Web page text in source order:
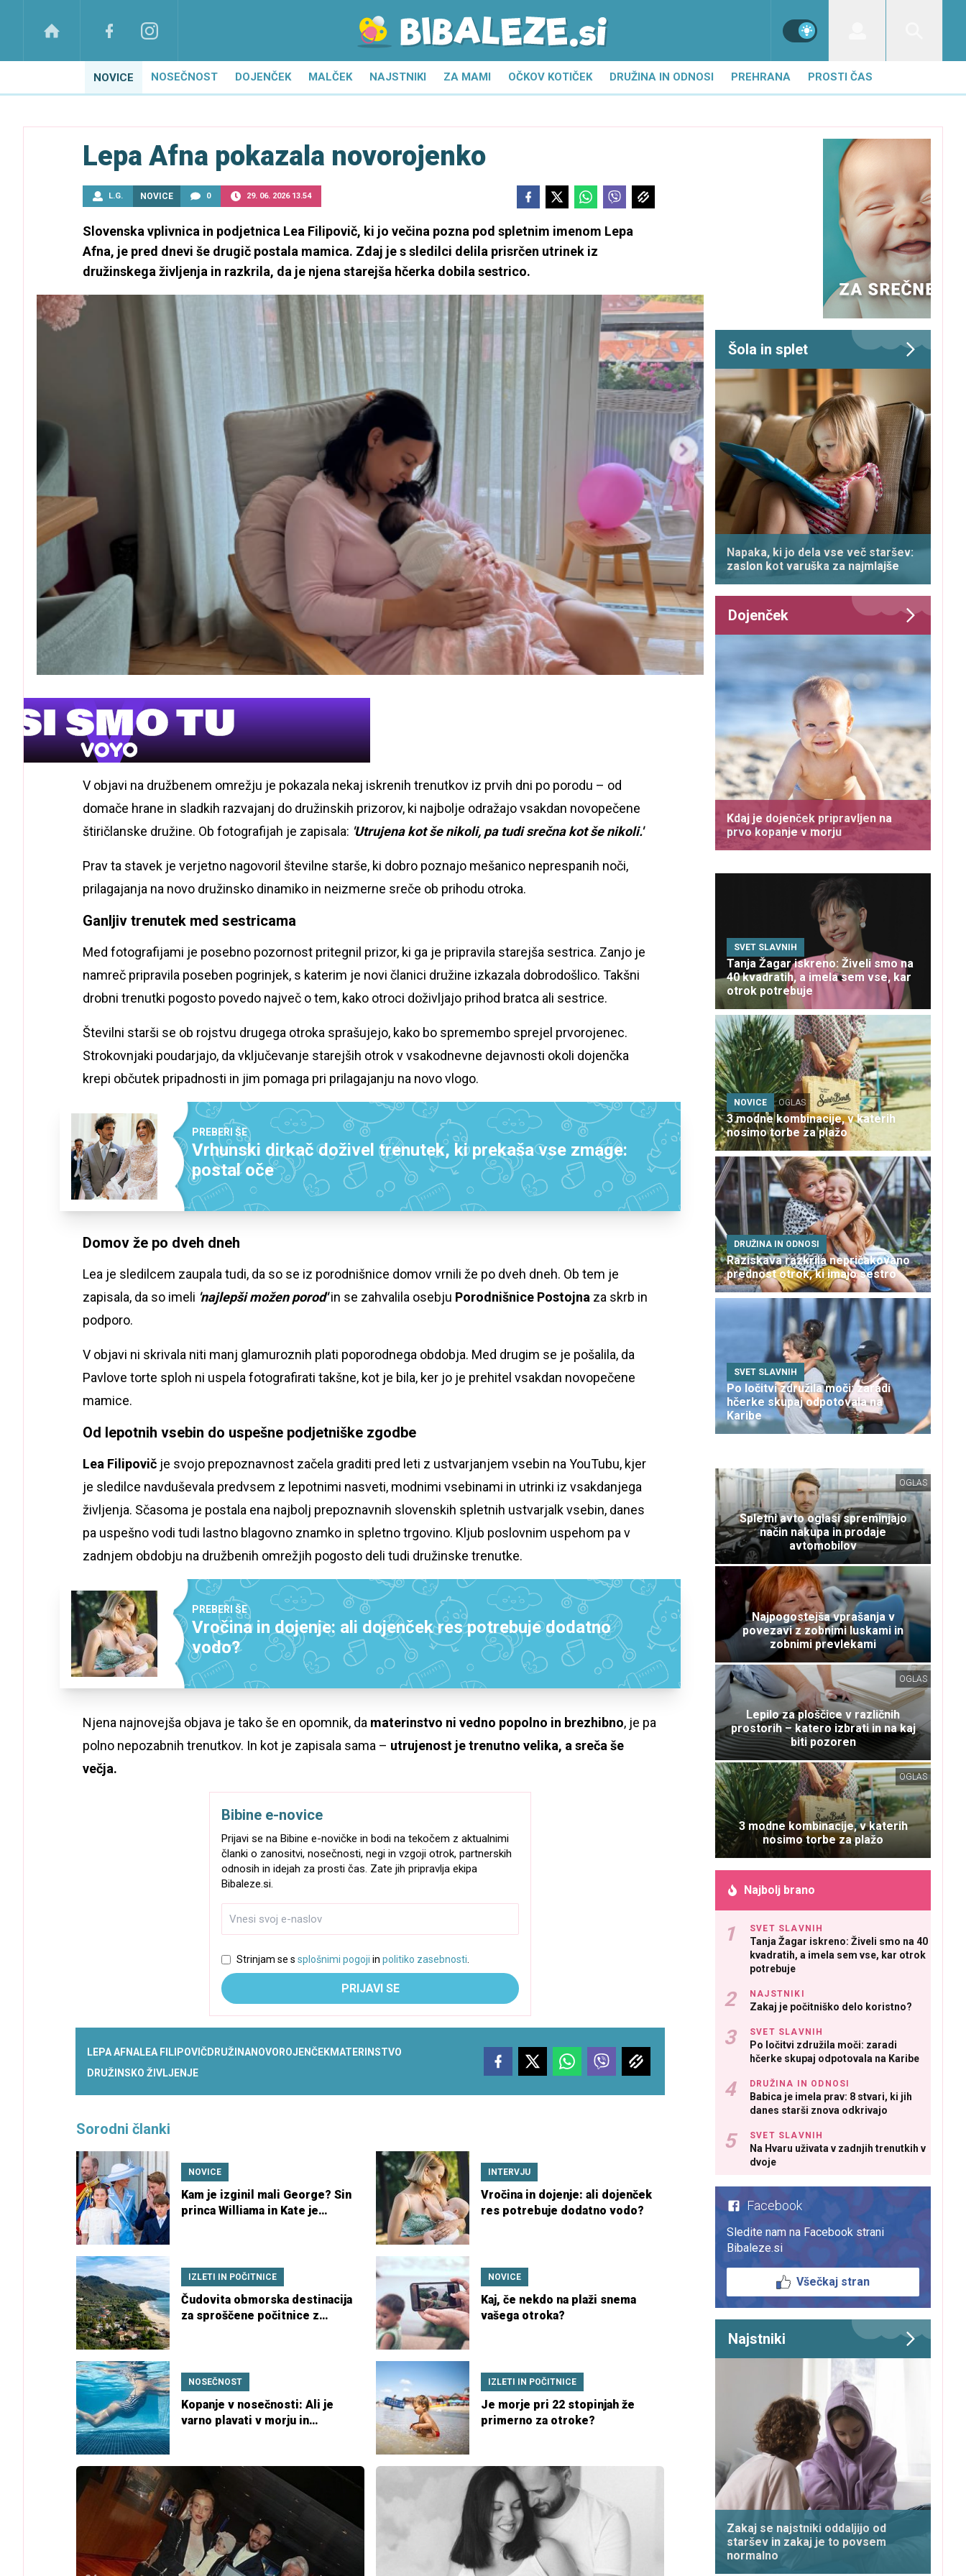
NOVICE NOSEČNOST DOJENČEK MALČEK NAJSTNIKI ZA MAMI OČKOV KOTIČEK DRUŽINA IN ODNOSI PREHRANA PROSTI ČAS
Lepa Afna pokazala novorojenko
L.G. NOVICE 0 29. 06. 2026 13.54
Slovenska vplivnica in podjetnica Lea Filipovič, ki jo večina pozna pod spletnim imenom Lepa
Afna, je pred dnevi še drugič postala mamica. Zdaj je s sledilci delila prisrčen utrinek iz
družinskega življenja in razkrila, da je njena starejša hčerka dobila sestrico.
V objavi na družbenem omrežju je pokazala nekaj iskrenih trenutkov iz prvih dni po porodu – od
domače hrane in sladkih razvajanj do družinskih prizorov, ki najbolje odražajo vsakdan novopečene
štiričlanske družine. Ob fotografijah je zapisala: 'Utrujena kot še nikoli, pa tudi srečna kot še nikoli.'
Prav ta stavek je verjetno nagovoril številne starše, ki dobro poznajo mešanico neprespanih noči,
prilagajanja na novo družinsko dinamiko in neizmerne sreče ob prihodu otroka.
Ganljiv trenutek med sestricama
Med fotografijami je posebno pozornost pritegnil prizor, ki ga je pripravila starejša sestrica. Zanjo je
namreč pripravila poseben pogrinjek, s katerim je novi članici družine izkazala dobrodošlico. Takšni
drobni trenutki pogosto povedo največ o tem, kako otroci doživljajo prihod bratca ali sestrice.
Številni starši se ob rojstvu drugega otroka sprašujejo, kako bo spremembo sprejel prvorojenec.
Strokovnjaki poudarjajo, da vključevanje starejših otrok v vsakodnevne dejavnosti okoli dojenčka
krepi občutek pripadnosti in jim pomaga pri prilagajanju na novo vlogo.
PREBERI ŠE
Vrhunski dirkač doživel trenutek, ki prekaša vse zmage:
postal oče
Domov že po dveh dneh
Lea je sledilcem zaupala tudi, da so se iz porodnišnice domov vrnili že po dveh dneh. Ob tem je
zapisala, da so imeli 'najlepši možen porod' in se zahvalila osebju Porodnišnice Postojna za skrb in
podporo.
V objavi ni skrivala niti manj glamuroznih plati poporodnega obdobja. Med drugim se je pošalila, da
Pavlove torte sploh ni uspela fotografirati takšne, kot je bila, ker jo je prehitel vsakdan novopečene
mamice.
Od lepotnih vsebin do uspešne podjetniške zgodbe
Lea Filipovič je svojo prepoznavnost začela graditi pred leti z ustvarjanjem vsebin na YouTubu, kjer
je sledilce navduševala predvsem z lepotnimi nasveti, modnimi vsebinami in utrinki iz vsakdanjega
življenja. Sčasoma je postala ena najbolj prepoznavnih slovenskih spletnih ustvarjalk vsebin, danes
pa uspešno vodi tudi lastno blagovno znamko in spletno trgovino. Kljub poslovnim uspehom pa v
zadnjem obdobju na družbenih omrežjih pogosto deli tudi družinske trenutke.
PREBERI ŠE
Vročina in dojenje: ali dojenček res potrebuje dodatno
vodo?
Njena najnovejša objava je tako še en opomnik, da materinstvo ni vedno popolno in brezhibno, je pa
polno nepozabnih trenutkov. In kot je zapisala sama – utrujenost je trenutno velika, a sreča še
večja.
Bibine e-novice
Prijavi se na Bibine e-novičke in bodi na tekočem z aktualnimi
članki o zanositvi, nosečnosti, negi in vzgoji otrok, partnerskih
odnosih in idejah za prosti čas. Zate jih pripravlja ekipa
Bibaleze.si.
Strinjam se s splošnimi pogoji in politiko zasebnosti
PRIJAVI SE
LEPA AFNALEA FILIPOVIČDRUŽINANOVOROJENČEKMATERINSTVO
DRUŽINSKO ŽIVLJENJE
Sorodni članki
NOVICE
Kam je izginil mali George? Sin
princa Williama in Kate je
INTERVJU
Vročina in dojenje: ali dojenček
res potrebuje dodatno vodo?
IZLETI IN POČITNICE
Čudovita obmorska destinacija
za sproščene počitnice z
NOVICE
Kaj, če nekdo na plaži snema
vašega otroka?
NOSEČNOST
Kopanje v nosečnosti: Ali je
varno plavati v morju in
IZLETI IN POČITNICE
Je morje pri 22 stopinjah že
primerno za otroke?
Šola in splet
Napaka, ki jo dela vse več staršev:
zaslon kot varuška za najmlajše
Dojenček
Kdaj je dojenček pripravljen na
prvo kopanje v morju
SVET SLAVNIH
Tanja Žagar iskreno: Živeli smo na
40 kvadratih, a imela sem vse, kar
otrok potrebuje
NOVICE OGLAS
3 modne kombinacije, v katerih
nosimo torbe za plažo
DRUŽINA IN ODNOSI
Raziskava razkrila nepričakovano
prednost otrok, ki imajo sestro
SVET SLAVNIH
Po ločitvi združila moči: zaradi
hčerke skupaj odpotovala na
Karibe
OGLAS
Spletni avto oglasi spreminjajo
način nakupa in prodaje
avtomobilov
Najpogostejša vprašanja v
povezavi z zobnimi luskami in
zobnimi prevlekami
OGLAS
Lepilo za ploščice v različnih
prostorih – katero izbrati in na kaj
biti pozoren
OGLAS
3 modne kombinacije, v katerih
nosimo torbe za plažo
Najbolj brano
SVET SLAVNIH
Tanja Žagar iskreno: Živeli smo na 40
kvadratih, a imela sem vse, kar otrok
potrebuje
NAJSTNIKI
Zakaj je počitniško delo koristno?
SVET SLAVNIH
Po ločitvi združila moči: zaradi
hčerke skupaj odpotovala na Karibe
DRUŽINA IN ODNOSI
Babica je imela prav: 8 stvari, ki jih
danes starši znova odkrivajo
SVET SLAVNIH
Na Hvaru uživata v zadnjih trenutkih v
dvoje
Facebook
Sledite nam na Facebook strani
Bibaleze.si
Všečkaj stran
Najstniki
Zakaj se najstniki oddaljijo od
staršev in zakaj je to povsem
normalno